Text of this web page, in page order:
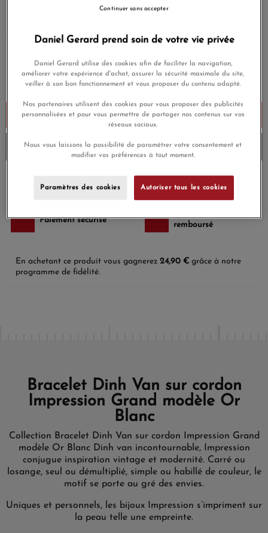
830,00 €
Ajouter au panier
Envoi à 15h aujourd'hui
Livraison gratuite
Payez en 4x ou 10x
sans frais
Paiement sécurisé
Satisfait ou
remboursé
En achetant ce produit vous gagnerez 24,90 € grâce à notre
programme de fidélité.
Bracelet Dinh Van sur cordon
Impression Grand modèle Or
Blanc
Collection Bracelet Dinh Van sur cordon Impression Grand
modèle Or Blanc Dinh van incontournable, Impression
conjugue inspiration vintage et modernité. Carré ou
losange, seul ou démultiplié, simple ou habillé de couleur, le
motif se porte au gré des envies.
Uniques et personnels, les bijoux Impression s’impriment sur
la peau telle une empreinte.
Daniel Gerard prend soin de votre vie privée
Daniel Gerard utilise des cookies afin de faciliter la navigation,
améliorer votre expérience d'achat, assurer la sécurité maximale du site,
veiller à son bon fonctionnement et vous proposer du contenu adapté.
Nos partenaires utilisent des cookies pour vous proposer des publicités
personnalisées et pour vous permettre de partager nos contenus sur vos
réseaux sociaux.
Nous vous laissons la possibilité de paramétrer votre consentement et
modifier vos préférences à tout moment.
Paramètres des cookies Autoriser tous les cookies
Continuer sans accepter